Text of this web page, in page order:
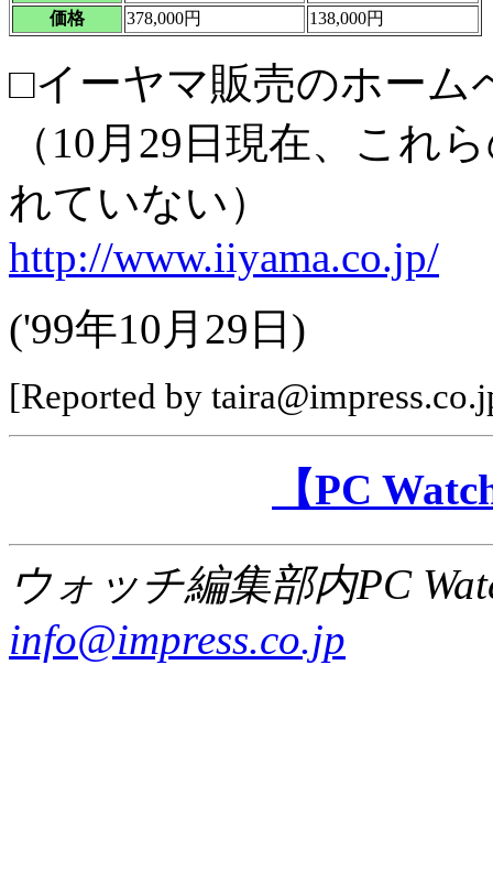
価格
378,000円 138,000円
□イーヤマ販売のホーム
（10月29日現在、これ
れていない）
http://www.iiyama.co.jp/
('99年10月29日)
[Reported by
【PC
ウォッチ編集部内PC
info@impress.co.jp